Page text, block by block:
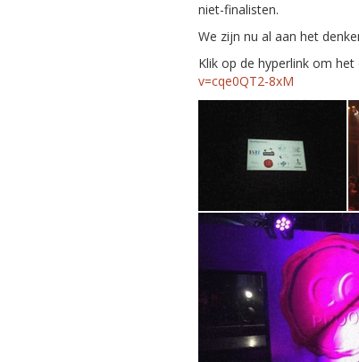
niet-finalisten.
We zijn nu al aan het
Klik op de hyperlink om
v=cqe0QT2-8xM